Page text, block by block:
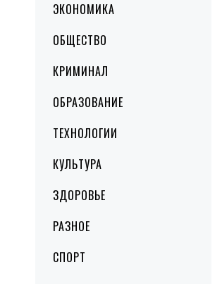
ЭКОНОМИКА
ОБЩЕСТВО
КРИМИНАЛ
ОБРАЗОВАНИЕ
ТЕХНОЛОГИИ
КУЛЬТУРА
ЗДОРОВЬЕ
РАЗНОЕ
СПОРТ